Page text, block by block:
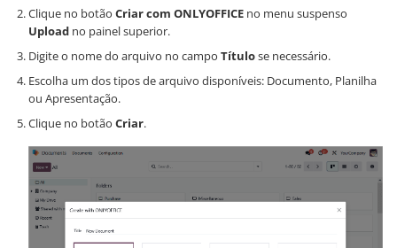
Clique no botão Criar com ONLYOFFICE no menu suspenso
Upload no painel superior.
Digite o nome do arquivo no campo Títulose necessário.
Escolha um dos tipos de arquivo disponíveis: Documento, Planilha
ou Apresentação.
Clique no botão Criar.